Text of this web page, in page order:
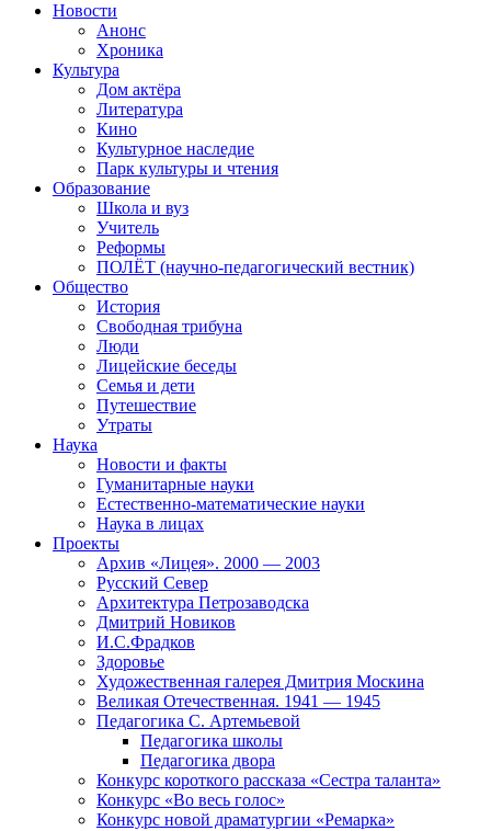
Новости
Анонс
Хроника
Культура
Дом актёра
Литература
Кино
Культурное наследие
Парк культуры и чтения
Образование
Школа и вуз
Учитель
Реформы
ПОЛЁТ (научно-педагогический вестник)
Общество
История
Свободная трибуна
Люди
Лицейские беседы
Семья и дети
Путешествие
Утраты
Наука
Новости и факты
Гуманитарные науки
Естественно-математические науки
Наука в лицах
Проекты
Архив «Лицея». 2000 — 2003
Русский Север
Архитектура Петрозаводска
Дмитрий Новиков
И.С.Фрадков
Здоровье
Художественная галерея Дмитрия Москина
Великая Отечественная. 1941 — 1945
Педагогика С. Артемьевой
Педагогика школы
Педагогика двора
Конкурс короткого рассказа «Сестра таланта»
Конкурс «Во весь голос»
Конкурс новой драматургии «Ремарка»